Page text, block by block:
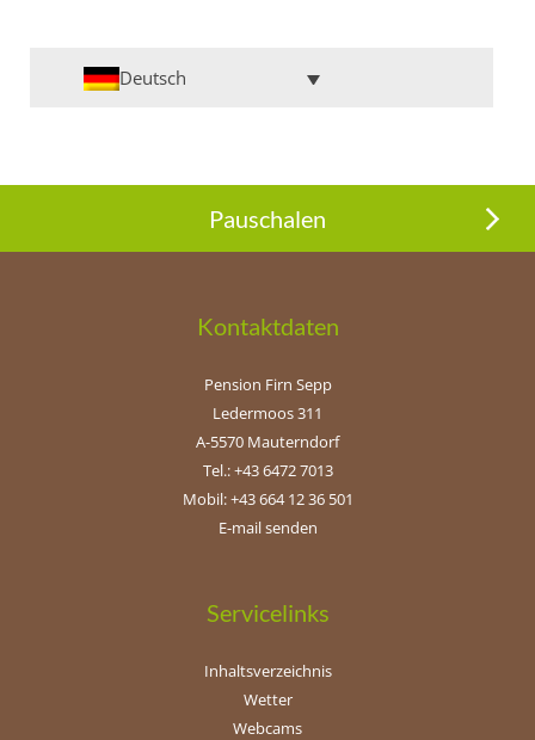
Deutsch
Pauschalen
Kontaktdaten
Pension Firn Sepp
Ledermoos 311
A-5570 Mauterndorf
Tel.: +43 6472 7013
Mobil: +43 664 12 36 501
E-mail senden
Servicelinks
Inhaltsverzeichnis
Wetter
Webcams